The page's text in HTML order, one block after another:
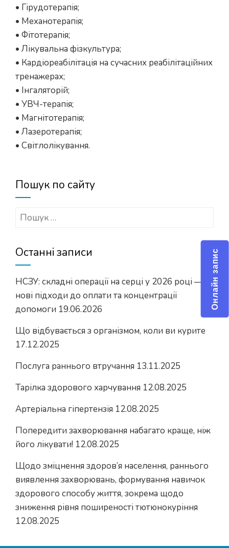
• Гірудотерапія;
• Механотерапія;
• Фітотерапія;
• Лікувальна фізкультура;
• Кардіореабілітація на сучасних реабілітаційних
тренажерах;
• Інгаляторій;
• УВЧ-терапія;
• Магнітотерапія;
• Лазеротерапія;
• Світлолікування.
Пошук по сайту
Пошук:
Останні записи
НСЗУ: складні операції на серці у 2026 році —
нові підходи до оплати та концентрації
допомоги 19.06.2026
Що відбувається з організмом, коли ви курите
17.12.2025
Послуга раннього втручання 13.11.2025
Тарілка здорового харчування 12.08.2025
Артеріальна гіпертензія 12.08.2025
Попередити захворювання набагато краще, ніж
його лікувати! 12.08.2025
Щодо зміцнення здоров’я населення, раннього
виявлення захворювань, формування навичок
здорового способу життя, зокрема щодо
зниження рівня поширеності тютюнокуріння
12.08.2025
Онлайн запис